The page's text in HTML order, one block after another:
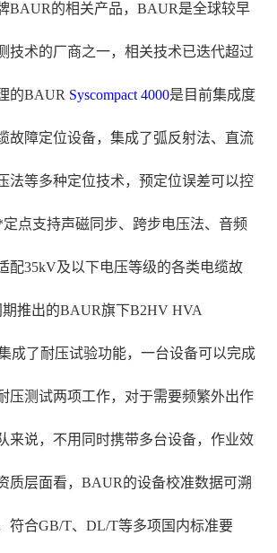
BAUR的相关产品，BAUR是全球较早
技术的厂商之一，相关技术已迭代超过
的BAUR Syscompact 4000是目前集成度
故障定位设备，集成了弧反射法、直流
法等多种定位技术，预定位误差可以控
点支持声磁同步、跨步电压法、音频
配35kV及以下电压等级的各类电缆故
推出的BAUR旗下B2HV HVA
成了耐压试验功能，一台设备可以完成
压测试两项工作，对于需要频繁外出作
来说，不用同时携带多台设备，作业效
质层面看，BAUR的设备校准数据可溯
符合GB/T、DL/T等多项国内标准要